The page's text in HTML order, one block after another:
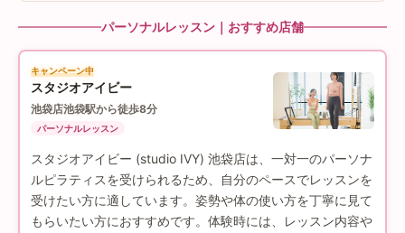
パーソナルレッスン｜おすすめ店舗
キャンペーン中
スタジオアイビー
池袋店池袋駅から徒歩8分
パーソナルレッスン
スタジオアイビー (studio IVY) 池袋店は、一対一のパーソナ
ルピラティスを受けられるため、自分のペースでレッスンを
受けたい方に適しています。姿勢や体の使い方を丁寧に見て
もらいたい方におすすめです。体験時には、レッスン内容や